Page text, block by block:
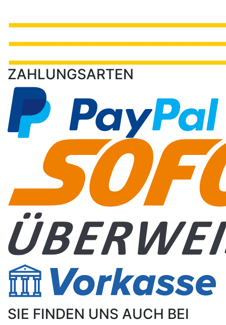
ZAHLUNGSARTEN
SIE FINDEN UNS AUCH BEI